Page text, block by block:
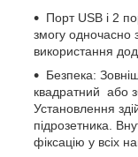
Порт USB і 2
змогу одночасно
використання
Безпека:
квадратний або
Установлення
підрозетника.
фіксацію у всіх